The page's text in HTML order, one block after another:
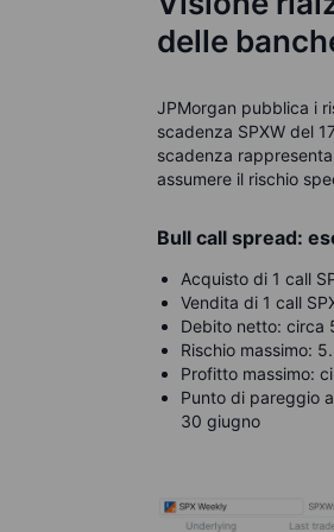
delle
JPMorgan pubblica i
scadenza SPXW del
scadenza
assumere il rischio
Bull call spread:
Acquisto di 1 call
Vendita di 1 call
Debito netto: circa
Rischio massimo:
Profitto massimo:
Punto di pareggio
30 giugno